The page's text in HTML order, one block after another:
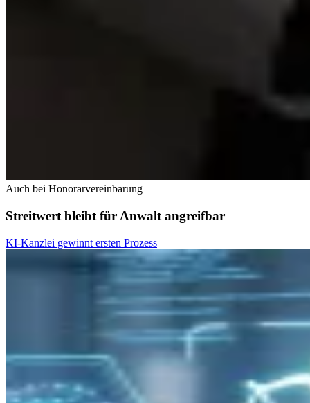
Auch bei Honorarvereinbarung
Streitwert bleibt für Anwalt angreifbar
KI-Kanzlei gewinnt ersten Prozess